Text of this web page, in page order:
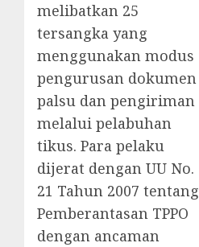
melibatkan 25
tersangka yang
menggunakan modus
pengurusan dokumen
palsu dan pengiriman
melalui pelabuhan
tikus. Para pelaku
dijerat dengan UU No.
21 Tahun 2007 tentang
Pemberantasan TPPO
dengan ancaman